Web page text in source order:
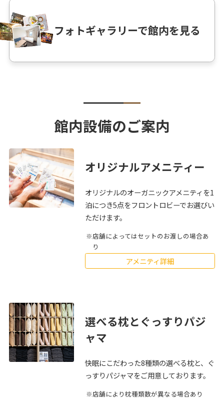
フォトギャラリーで館内を見る
館内設備のご案内
オリジナルアメニティー
オリジナルのオーガニックアメニティを1
泊につき5点をフロントロビーでお選びい
ただけます。
店舗によってはセットのお渡しの場合あ
り
アメニティ詳細
選べる枕とぐっすりパジ
ャマ
快眠にこだわった8種類の選べる枕と、ぐ
っすりパジャマをご用意しております。
店舗により枕種類数が異なる場合あり